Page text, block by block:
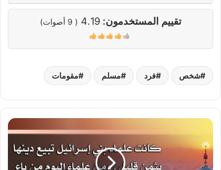
تقييم المستخدمون:4.19
(
9 أصوات)
شخص فرد مسلم مقومات
علماء
باعوا
دينهم
بلا